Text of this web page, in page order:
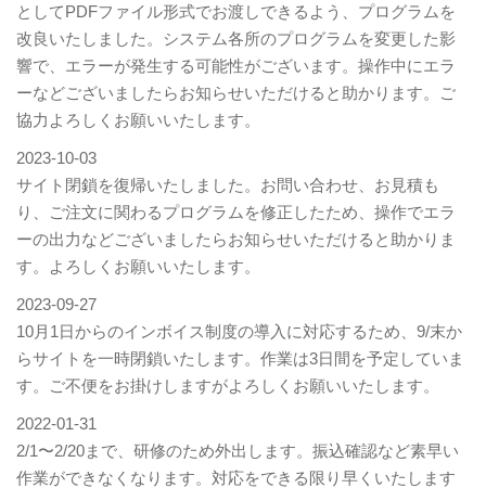
としてPDFファイル形式でお渡しできるよう、プログラムを
改良いたしました。システム各所のプログラムを変更した影
響で、エラーが発生する可能性がございます。操作中にエラ
ーなどございましたらお知らせいただけると助かります。ご
協力よろしくお願いいたします。
2023-10-03
サイト閉鎖を復帰いたしました。お問い合わせ、お見積も
り、ご注文に関わるプログラムを修正したため、操作でエラ
ーの出力などございましたらお知らせいただけると助かりま
す。よろしくお願いいたします。
2023-09-27
10月1日からのインボイス制度の導入に対応するため、9/末か
らサイトを一時閉鎖いたします。作業は3日間を予定していま
す。ご不便をお掛けしますがよろしくお願いいたします。
2022-01-31
2/1〜2/20まで、研修のため外出します。振込確認など素早い
作業ができなくなります。対応をできる限り早くいたします